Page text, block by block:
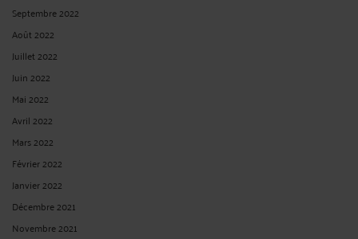
Septembre 2022
Août 2022
Juillet 2022
Juin 2022
Mai 2022
Avril 2022
Mars 2022
Février 2022
Janvier 2022
Décembre 2021
Novembre 2021